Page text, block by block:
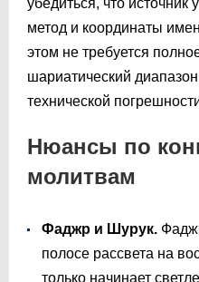
метод и координаты
этом не требуется
шариатический
технической
Нюансы по
молитвам
Фаджр и Шурук.
полосе рассвета на
только начинает